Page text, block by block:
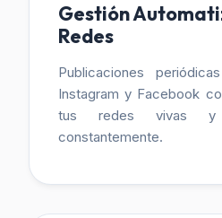
Gestión
Redes
Publicaciones
Instagram y Facebook
tus redes vivas y
constantemente.